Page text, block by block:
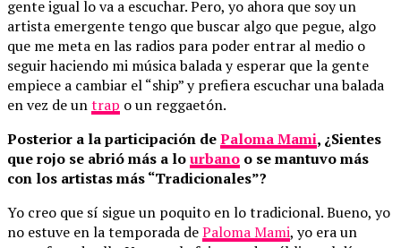
gente igual lo va a escuchar. Pero, yo ahora que soy un
artista emergente tengo que buscar algo que pegue, algo
que me meta en las radios para poder entrar al medio o
seguir haciendo mi música balada y esperar que la gente
empiece a cambiar el “ship” y prefiera escuchar una balada
en vez de untrap o un reggaetón.
Posterior a la participación dePaloma Mami, ¿Sientes
que rojo se abrió más a lourbano o se mantuvo más
con los artistas más “Tradicionales”?
Yo creo que sí sigue un poquito en lo tradicional. Bueno, yo
no estuve en la temporada dePaloma Mami, yo era un